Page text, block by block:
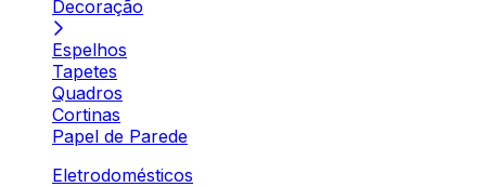
Decoração
Espelhos
Tapetes
Quadros
Cortinas
Papel de Parede
Eletrodomésticos